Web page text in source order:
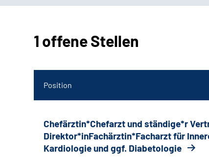
1 offene Stellen
Position
Chefärztin*Chefarzt und ständige*r
Direktor*inFachärztin*Facharzt für
Kardiologie und ggf. Diabetologie